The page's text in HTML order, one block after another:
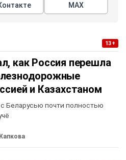
МАХ
13+
как Россия перешла
и Казахстаном
Беларусью почти полностью